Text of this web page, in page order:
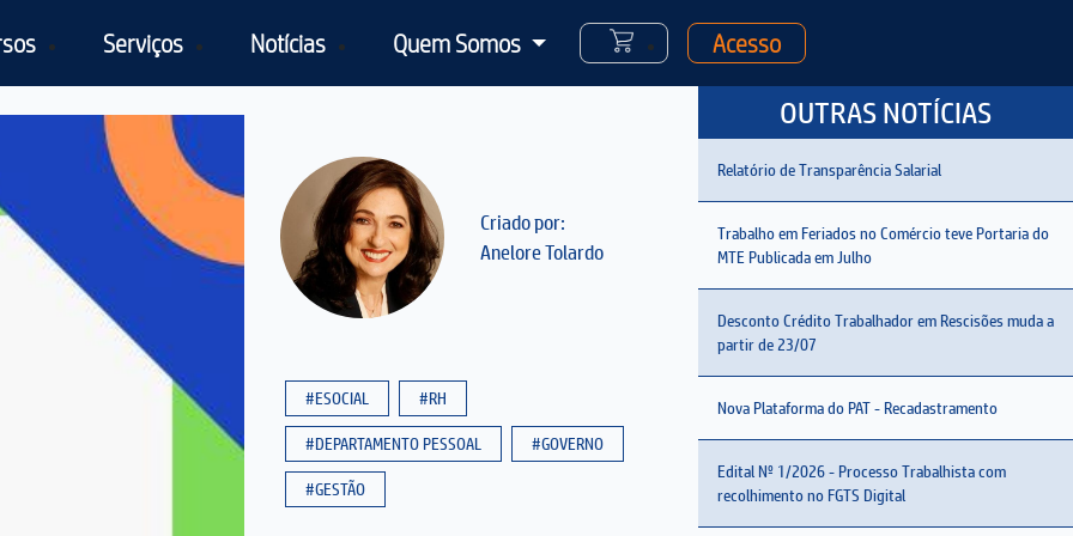
Serviços Notícias Quem Somos Acesso
Criado por:
Anelore Tolardo
#ESOCIAL #RH
#DEPARTAMENTO PESSOAL #GOVERNO
#GESTÃO
OUTRAS NOTÍCIAS
Relatório de Transparência Salarial
Trabalho em Feriados no Comércio teve Portaria do
MTE Publicada em Julho
Desconto Crédito Trabalhador em Rescisões muda a
partir de 23/07
Nova Plataforma do PAT - Recadastramento
Edital Nº 1/2026 - Processo Trabalhista com
recolhimento no FGTS Digital